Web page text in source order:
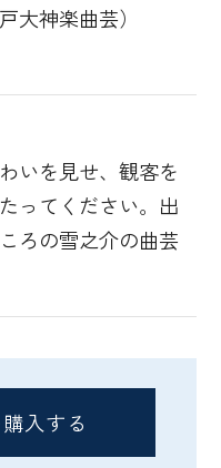
大神楽曲芸）
いを見せ、観客を
ってください。出
ろの雪之介の曲芸
入する